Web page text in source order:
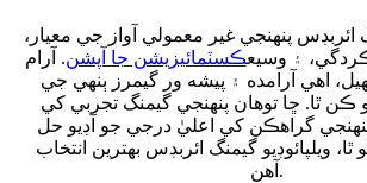
ائربڊس پنهنجي غير معمولي آواز جي معيار،
۽ وسيعڪسٽمائيزيشن جا آپشن. آرام
اهي آرامده ۽ پيشه ور گيمرز ٻنهي جي
ٿا. ڇا توهان پنهنجي گيمنگ تجربي کي
پنهنجي گراهڪن کي اعليٰ درجي جو آڊيو حل
ويلپائوڊيو گيمنگ ائربڊس بهترين انتخاب
آهن.